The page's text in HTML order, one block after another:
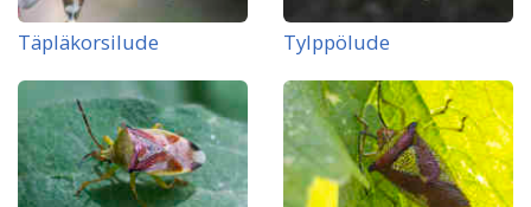
Täpläkorsilude Tylppölude